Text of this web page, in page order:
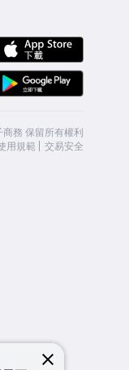
務 保留所有權利
用規範 交易安全